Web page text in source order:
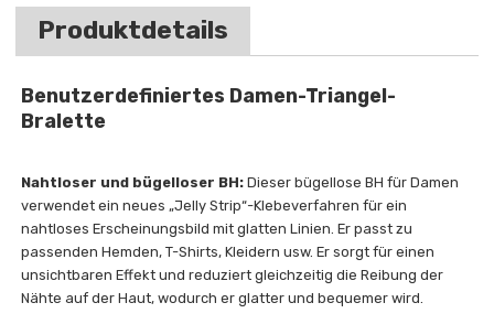
Produktdetails
Benutzerdefiniertes Damen-Triangel-
Bralette
Nahtloser und bügelloser BH: Dieser bügellose BH für Damen
verwendet ein neues „Jelly Strip“-Klebeverfahren für ein
nahtloses Erscheinungsbild mit glatten Linien. Er passt zu
passenden Hemden, T-Shirts, Kleidern usw. Er sorgt für einen
unsichtbaren Effekt und reduziert gleichzeitig die Reibung der
Nähte auf der Haut, wodurch er glatter und bequemer wird.